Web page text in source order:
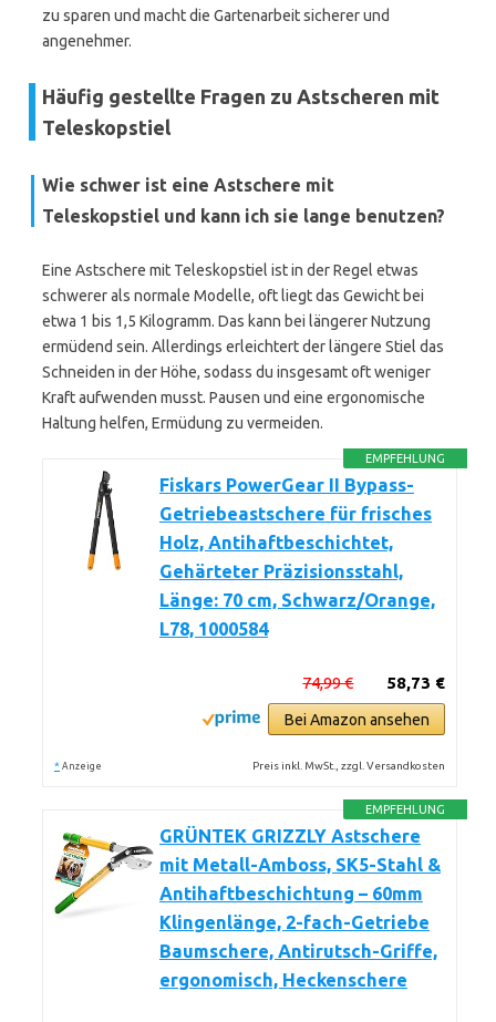
zu sparen und macht die Gartenarbeit sicherer und
angenehmer.
Häufig gestellte Fragen zu Astscheren mit
Teleskopstiel
Wie schwer ist eine Astschere mit
Teleskopstiel und kann ich sie lange benutzen?
Eine Astschere mit Teleskopstiel ist in der Regel etwas
schwerer als normale Modelle, oft liegt das Gewicht bei
etwa 1 bis 1,5 Kilogramm. Das kann bei längerer Nutzung
ermüdend sein. Allerdings erleichtert der längere Stiel das
Schneiden in der Höhe, sodass du insgesamt oft weniger
Kraft aufwenden musst. Pausen und eine ergonomische
Haltung helfen, Ermüdung zu vermeiden.
EMPFEHLUNG
Fiskars PowerGear II Bypass-
Getriebeastschere für frisches
Holz, Antihaftbeschichtet,
Gehärteter Präzisionsstahl,
Länge: 70 cm, Schwarz/Orange,
L78, 1000584
58,73 €
74,99 €
Bei Amazon ansehen
* Anzeige Preis inkl. MwSt., zzgl. Versandkosten
EMPFEHLUNG
GRÜNTEK GRIZZLY Astschere
mit Metall-Amboss, SK5-Stahl &
Antihaftbeschichtung – 60mm
Klingenlänge, 2-fach-Getriebe
Baumschere, Antirutsch-Griffe,
ergonomisch, Heckenschere